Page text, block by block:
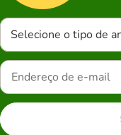
Selecione o tipo de